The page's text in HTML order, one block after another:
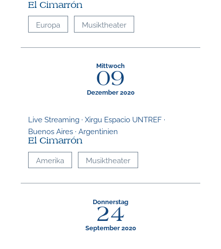
El Cimarrón
Europa Musiktheater
Mittwoch
09
Dezember 2020
Live Streaming · Xirgu Espacio UNTREF ·
Buenos Aires · Argentinien
El Cimarrón
Amerika Musiktheater
Donnerstag
24
September 2020